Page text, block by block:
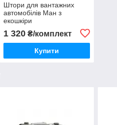
Штори для вантажних
автомобілів Ман з
екошкіри
1 320₴/комплект
Купити